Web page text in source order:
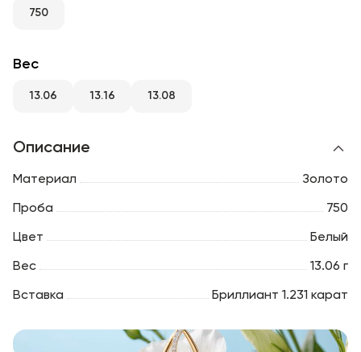
RU
750
Вес
13.06 13.16 13.08
Описание
Материал Золото
Проба 750
Цвет Белый
Вес 13.06 г
Вставка Бриллиант 1.231 карат